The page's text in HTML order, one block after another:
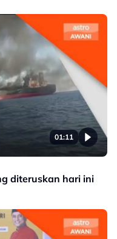
01:11
diteruskan hari ini